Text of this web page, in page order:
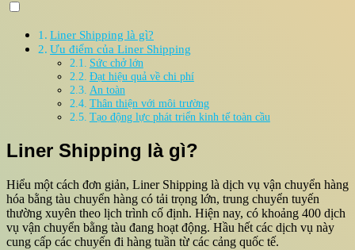
Liner Shipping là gì?
Ưu điểm của Liner Shipping
Sức chở lớn
Đạt hiệu quả về chi phí
An toàn
Thân thiện với môi trường
Tạo động lực phát triển kinh tế toàn cầu
Liner Shipping là gì?
Hiểu một cách đơn giản, Liner Shipping là dịch vụ vận chuyển hàng
hóa bằng tàu chuyển hàng có tải trọng lớn, trung chuyển tuyến
thường xuyên theo lịch trình cố định. Hiện nay, có khoảng 400 dịch
vụ vận chuyển bằng tàu đang hoạt động. Hầu hết các dịch vụ này
cung cấp các chuyến đi hàng tuần từ các cảng quốc tế.